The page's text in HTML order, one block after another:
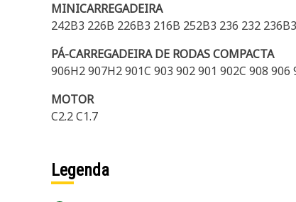
MINICARREGADEIRA
242B3 226B 226B3 216B 252B3 236 232
PÁ-CARREGADEIRA DE RODAS COMPACTA
906H2 907H2 901C 903 902 901 902C 908
MOTOR
C2.2 C1.7
Legenda